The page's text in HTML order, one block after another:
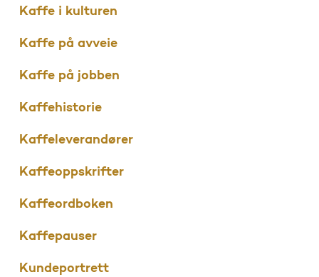
Kaffe i kulturen
Kaffe på avveie
Kaffe på jobben
Kaffehistorie
Kaffeleverandører
Kaffeoppskrifter
Kaffeordboken
Kaffepauser
Kundeportrett